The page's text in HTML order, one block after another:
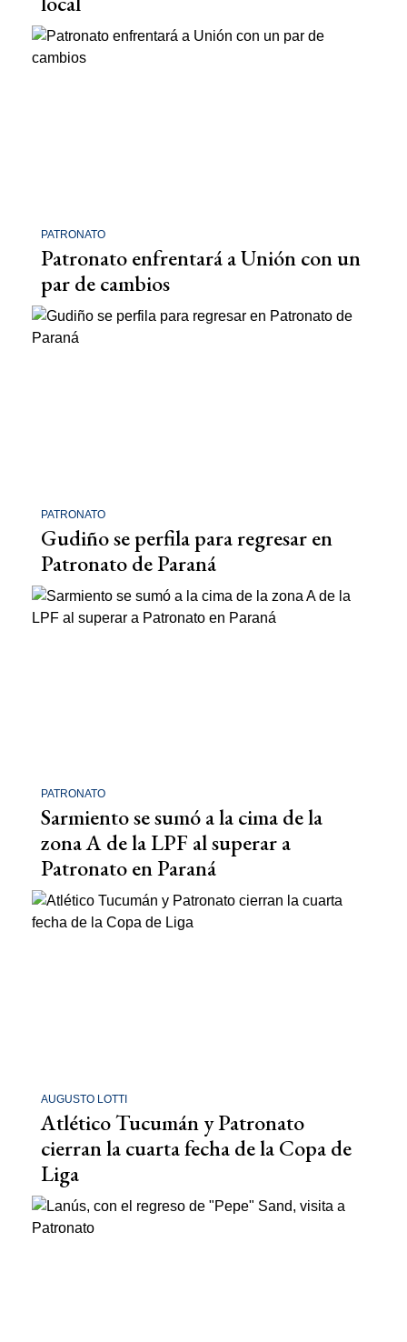
PATRONATO
Patronato enfrentará a Unión con un
par de cambios
PATRONATO
Gudiño se perfila para regresar en
Patronato de Paraná
PATRONATO
Sarmiento se sumó a la cima de la
zona A de la LPF al superar a
Patronato en Paraná
AUGUSTO LOTTI
Atlético Tucumán y Patronato
cierran la cuarta fecha de la Copa de
Liga